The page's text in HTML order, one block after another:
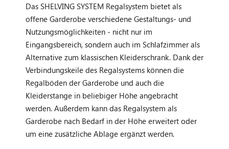
Das SHELVING SYSTEM Regalsystem bietet als
offene Garderobe verschiedene Gestaltungs- und
Nutzungsmöglichkeiten - nicht nur im
Eingangsbereich, sondern auch im Schlafzimmer als
Alternative zum klassischen Kleiderschrank. Dank der
Verbindungskeile des Regalsystems können die
Regalböden der Garderobe und auch die
Kleiderstange in beliebiger Höhe angebracht
werden. Außerdem kann das Regalsystem als
Garderobe nach Bedarf in der Höhe erweitert oder
um eine zusätzliche Ablage ergänzt werden.